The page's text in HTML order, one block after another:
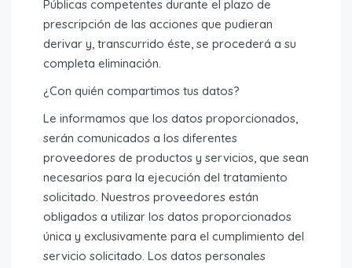
Públicas competentes durante el plazo de
prescripción de las acciones que pudieran
derivar y, transcurrido éste, se procederá a su
completa eliminación.
¿Con quién compartimos tus datos?
Le informamos que los datos proporcionados,
serán comunicados a los diferentes
proveedores de productos y servicios, que sean
necesarios para la ejecución del tratamiento
solicitado. Nuestros proveedores están
obligados a utilizar los datos proporcionados
única y exclusivamente para el cumplimiento del
servicio solicitado. Los datos personales